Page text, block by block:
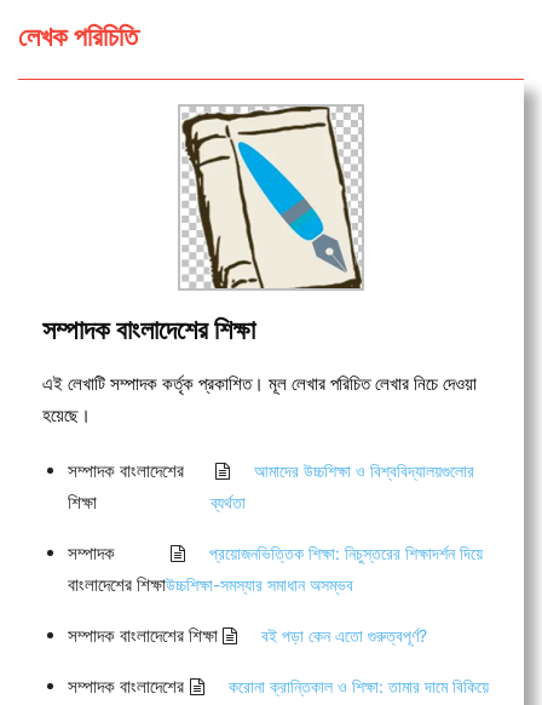
লেখক পরিচিতি
সম্পাদক বাংলাদেশের শিক্ষা
এই লেখাটি সম্পাদক কর্তৃক প্রকাশিত। মূল লেখার পরিচিত লেখার নিচে দেওয়া
হয়েছে।
সম্পাদক বাংলাদেশের
শিক্ষা
আমাদের উচ্চশিক্ষা ও বিশ্ববিদ্যালয়গুলোর
ব্যর্থতা
সম্পাদক
বাংলাদেশের শিক্ষা
প্রয়োজনভিত্তিক শিক্ষা: নিচুস্তরের শিক্ষাদর্শন দিয়ে
উচ্চশিক্ষা-সমস্যার সমাধান অসম্ভব
সম্পাদক বাংলাদেশের শিক্ষা বই পড়া কেন এতো গুরুত্বপূর্ণ?
সম্পাদক বাংলাদেশের
করোনা ক্রান্তিকাল ও শিক্ষা: তামার দামে বিকিয়ে